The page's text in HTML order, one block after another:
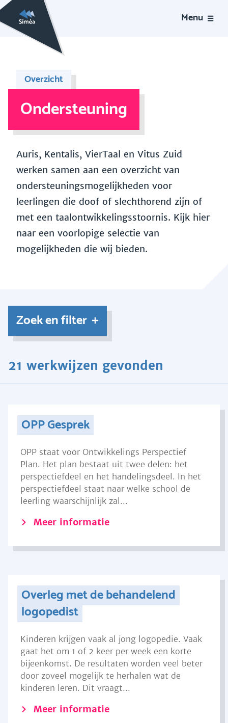
Menu
Overzicht
Ondersteuning
Auris, Kentalis, VierTaal en Vitus Zuid
werken samen aan een overzicht van
ondersteuningsmogelijkheden voor
leerlingen die doof of slechthorend zijn of
met een taalontwikkelingsstoornis. Kijk hier
naar een voorlopige selectie van
mogelijkheden die wij bieden.
Zoek en filter
21 werkwijzen gevonden
OPP Gesprek
OPP staat voor Ontwikkelings Perspectief
Plan. Het plan bestaat uit twee delen: het
perspectiefdeel en het handelingsdeel. In het
perspectiefdeel staat naar welke school de
leerling waarschijnlijk zal...
Meer informatie
Overleg met de behandelend
logopedist
Kinderen krijgen vaak al jong logopedie. Vaak
gaat het om 1 of 2 keer per week een korte
bijeenkomst. De resultaten worden veel beter
door zoveel mogelijk te herhalen wat de
kinderen leren. Dit vraagt...
Meer informatie